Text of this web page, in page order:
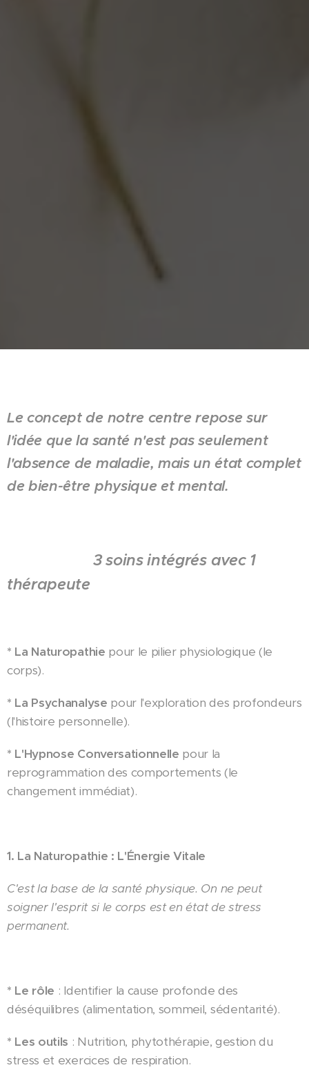
Le concept de notre centre repose sur
l'idée que la santé n'est pas seulement
l'absence de maladie, mais un état complet
de bien-être physique et mental.
3 soins intégrés avec 1
thérapeute
* La Naturopathie pour le pilier physiologique (le
corps).
* La Psychanalyse pour l'exploration des profondeurs
(l'histoire personnelle).
* L'Hypnose Conversationnelle pour la
reprogrammation des comportements (le
changement immédiat).
1. La Naturopathie : L'Énergie Vitale
C'est la base de la santé physique. On ne peut
soigner l'esprit si le corps est en état de stress
permanent.
* Le rôle : Identifier la cause profonde des
déséquilibres (alimentation, sommeil, sédentarité).
* Les outils : Nutrition, phytothérapie, gestion du
stress et exercices de respiration.